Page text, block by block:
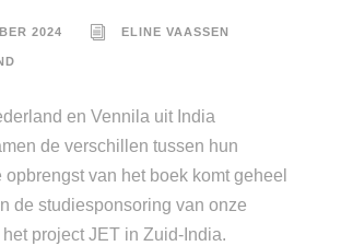
2024 ELINE VAASSEN
en Vennila uit India
de verschillen tussen hun
van het boek komt geheel
de studiesponsoring van onze
project JET in Zuid-India.